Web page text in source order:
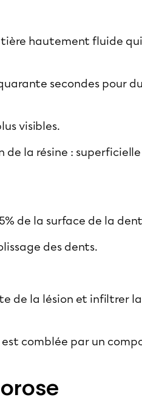
hautement fluide
secondes pour
visibles.
la résine : superficielle
de la surface de la
des dents.
de la lésion et infiltrer la
comblée par un